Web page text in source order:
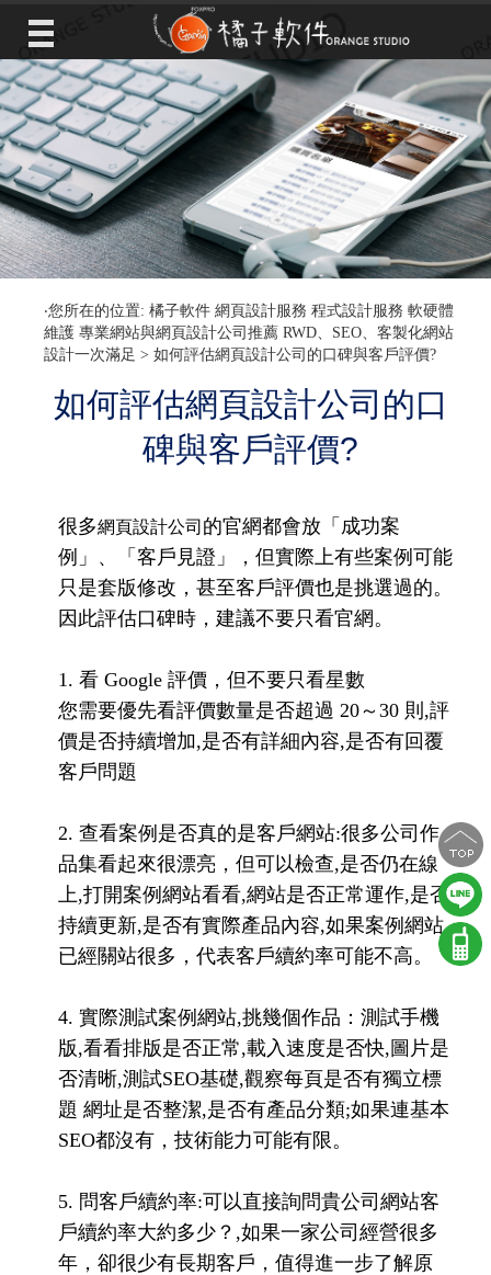
‧您所在的位置: 橘子軟件 網頁設計服務 程式設計服務 軟硬體
維護 專業網站與網頁設計公司推薦 RWD、SEO、客製化網站
設計一次滿足 >如何評估網頁設計公司的口碑與客戶評價?
如何評估網頁設計公司的口
碑與客戶評價?
很多網頁設計公司 的官網都會放「成功案
例」、「客戶見證」，但實際上有些案例可能
只是套版修改，甚至客戶評價也是挑選過的。
因此評估口碑時，建議不要只看官網。
1. 看 Google 評價，但不要只看星數
您需要優先看評價數量是否超過 20～30 則,評
價是否持續增加,是否有詳細內容,是否有回覆
客戶問題
2. 查看案例是否真的是客戶網站:很多公司作
品集看起來很漂亮，但可以檢查,是否仍在線
上,打開案例網站看看,網站是否正常運作,是否
持續更新,是否有實際產品內容,如果案例網站
已經關站很多，代表客戶續約率可能不高。
4. 實際測試案例網站,挑幾個作品：測試手機
版,看看排版是否正常,載入速度是否快,圖片是
否清晰,測試SEO基礎,觀察每頁是否有獨立標
題 網址是否整潔,是否有產品分類;如果連基本
SEO都沒有，技術能力可能有限。
5. 問客戶續約率:可以直接詢問貴公司網站客
戶續約率大約多少？,如果一家公司經營很多
年，卻很少有長期客戶，值得進一步了解原